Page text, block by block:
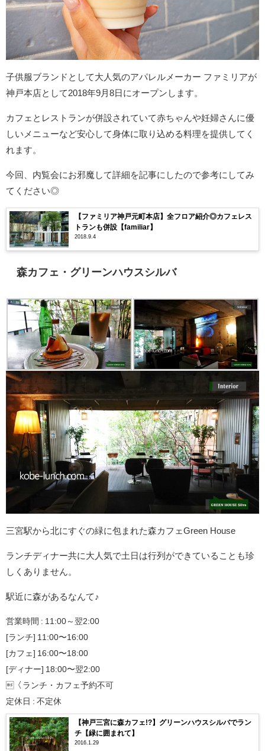
子供服ブランドとして大人気のアパレルメーカー ファミリアが
神戸本店として2018年9月8日にオープンします。
カフェとレストランが併設されていて赤ちゃんや妊婦さんに優
しいメニューなど安心して身体に取り込める料理を提供してく
れます。
今回、内覧会にお邪魔して詳細を記事にしたので参考にしてみ
てください◎
【ファミリア神戸元町本店】全フロア紹介◎カフェレス
トランも併設【familiar】
2018.9.4
森カフェ・グリーンハウスシルバ
三宮駅から北にすぐの緑に包まれた森カフェGreen House
ランチディナー共に大人気で土日は行列ができていることも珍
しくありません。
駅近に森があるなんて♪
営業時間 : 11:00～翌2:00
[ランチ] 11:00〜16:00
[カフェ] 16:00〜18:00
[ディナー] 18:00〜翌2:00
〈ランチ・カフェ予約不可
定休日 : 不定休
【神戸三宮に森カフェ!?】グリーンハウスシルバでラン
チ【緑に囲まれて】
2016.1.29